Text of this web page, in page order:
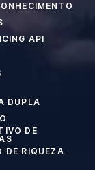
API
DUPLA
DE
DE RIQUEZA